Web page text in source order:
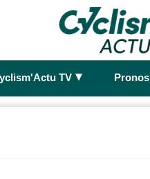
TV ► Pronos